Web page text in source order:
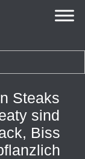
Steaks
sind
Biss